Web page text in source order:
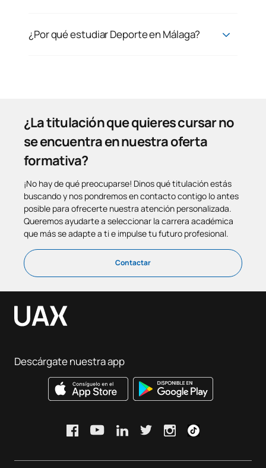
¿Por qué estudiar Deporte en Málaga?
¿La titulación que quieres cursar no
se encuentra en nuestra oferta
formativa?
¡No hay de qué preocuparse! Dinos qué titulación estás
buscando y nos pondremos en contacto contigo lo antes
posible para ofrecerte nuestra atención personalizada.
Queremos ayudarte a seleccionar la carrera académica
que más se adapte a ti e impulse tu futuro profesional.
Contactar
Descárgate nuestra app